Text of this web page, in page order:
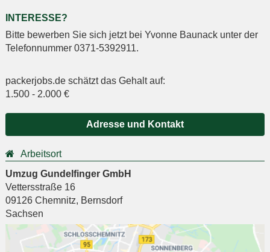
INTERESSE?
Bitte bewerben Sie sich jetzt bei Yvonne Baunack unter der
Telefonnummer 0371-5392911.
packerjobs.de schätzt das Gehalt auf:
1.500 - 2.000 €
Adresse und Kontakt
Arbeitsort
Umzug Gundelfinger GmbH
Vettersstraße 16
09126 Chemnitz, Bernsdorf
Sachsen